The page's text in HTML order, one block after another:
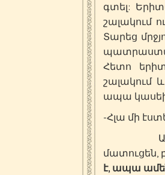
գտել:
շալակում
Տարեց
Հետո
շալակում
ապա
-Հլա մի
Աստված
մատուցեն,
է, ապա